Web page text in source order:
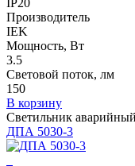
IP20
Производитель
IEK
Мощность, Вт
3.5
Световой поток, лм
150
В корзину
Светильник
ДПА 5030-3